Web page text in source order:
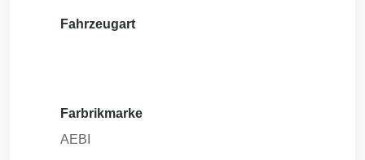
Fahrzeugart
Farbrikmarke
AEBI